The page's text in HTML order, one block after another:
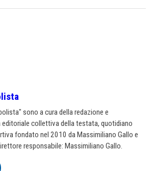
sono a cura della redazione e
editoriale collettiva della testata, quotidiano
fondato nel 2010 da Massimiliano Gallo e
responsabile: Massimiliano Gallo.